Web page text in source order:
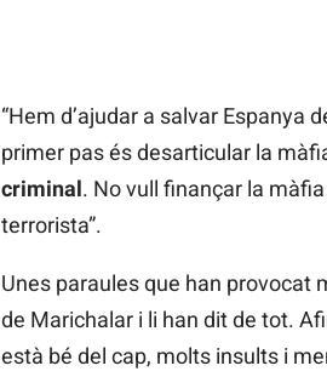
“Hem d’ajudar a salvar Espanya
primer pas és desarticular la
criminal. No vull finançar la
terrorista”.
Unes paraules que han provocat
de Marichalar i li han dit de tot.
està bé del cap, molts insults i